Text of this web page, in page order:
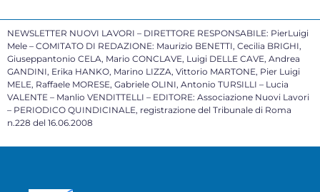
NEWSLETTER NUOVI LAVORI – DIRETTORE RESPONSABILE: PierLuigi
Mele – COMITATO DI REDAZIONE: Maurizio BENETTI, Cecilia BRIGHI,
Giuseppantonio CELA, Mario CONCLAVE, Luigi DELLE CAVE, Andrea
GANDINI, Erika HANKO, Marino LIZZA, Vittorio MARTONE, Pier Luigi
MELE, Raffaele MORESE, Gabriele OLINI, Antonio TURSILLI – Lucia
VALENTE – Manlio VENDITTELLI – EDITORE: Associazione Nuovi Lavori
– PERIODICO QUINDICINALE, registrazione del Tribunale di Roma
n.228 del 16.06.2008